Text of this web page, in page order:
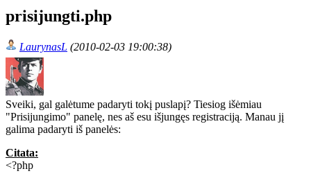
prisijungti.php
LaurynasL (2010-02-03 19:00:38)
Sveiki, gal galėtume padaryti tokį puslapį? Tiesiog išėmiau
"Prisijungimo" panelę, nes aš esu išjungęs registraciją. Manau jį
galima padaryti iš panelės:
Citata:
<?php